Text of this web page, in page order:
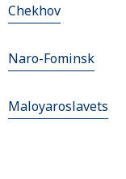
Chekhov
Naro-Fominsk
Maloyaroslavets